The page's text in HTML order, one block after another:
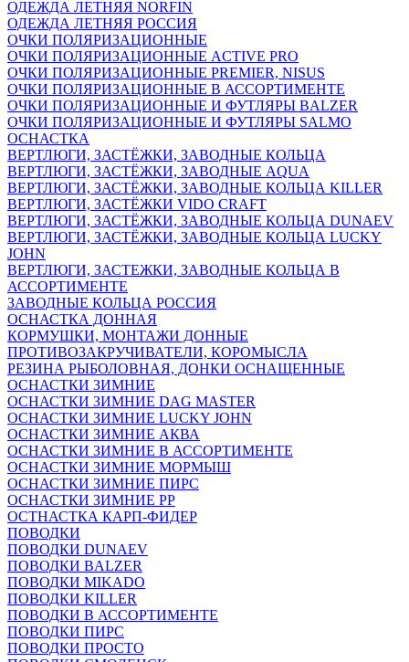
ОДЕЖДА ЛЕТНЯЯ NORFIN
ОДЕЖДА ЛЕТНЯЯ РОССИЯ
ОЧКИ ПОЛЯРИЗАЦИОННЫЕ
ОЧКИ ПОЛЯРИЗАЦИОННЫЕ ACTIVE PRO
ОЧКИ ПОЛЯРИЗАЦИОННЫЕ PREMIER, NISUS
ОЧКИ ПОЛЯРИЗАЦИОННЫЕ В АССОРТИМЕНТЕ
ОЧКИ ПОЛЯРИЗАЦИОННЫЕ И ФУТЛЯРЫ BALZER
ОЧКИ ПОЛЯРИЗАЦИОННЫЕ И ФУТЛЯРЫ SALMO
ОСНАСТКА
ВЕРТЛЮГИ, ЗАСТЁЖКИ, ЗАВОДНЫЕ КОЛЬЦА
ВЕРТЛЮГИ, ЗАСТЁЖКИ, ЗАВОДНЫЕ AQUA
ВЕРТЛЮГИ, ЗАСТЁЖКИ, ЗАВОДНЫЕ КОЛЬЦА KILLER
ВЕРТЛЮГИ, ЗАСТЁЖКИ VIDO CRAFT
ВЕРТЛЮГИ, ЗАСТЁЖКИ, ЗАВОДНЫЕ КОЛЬЦА DUNAEV
ВЕРТЛЮГИ, ЗАСТЁЖКИ, ЗАВОДНЫЕ КОЛЬЦА LUCKY
JOHN
ВЕРТЛЮГИ, ЗАСТЕЖКИ, ЗАВОДНЫЕ КОЛЬЦА В
АССОРТИМЕНТЕ
ЗАВОДНЫЕ КОЛЬЦА РОССИЯ
ОСНАСТКА ДОННАЯ
КОРМУШКИ, МОНТАЖИ ДОННЫЕ
ПРОТИВОЗАКРУЧИВАТЕЛИ, КОРОМЫСЛА
РЕЗИНА РЫБОЛОВНАЯ, ДОНКИ ОСНАЩЕННЫЕ
ОСНАСТКИ ЗИМНИЕ
ОСНАСТКИ ЗИМНИЕ DAG MASTER
ОСНАСТКИ ЗИМНИЕ LUCKY JOHN
ОСНАСТКИ ЗИМНИЕ АКВА
ОСНАСТКИ ЗИМНИЕ В АССОРТИМЕНТЕ
ОСНАСТКИ ЗИМНИЕ МОРМЫШ
ОСНАСТКИ ЗИМНИЕ ПИРС
ОСНАСТКИ ЗИМНИЕ РР
ОСТНАСТКА КАРП-ФИДЕР
ПОВОДКИ
ПОВОДКИ DUNAEV
ПОВОДКИ BALZER
ПОВОДКИ MIKADO
ПОВОДКИ KILLER
ПОВОДКИ В АССОРТИМЕНТЕ
ПОВОДКИ ПИРС
ПОВОДКИ ПРОСТО